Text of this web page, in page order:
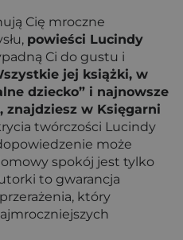
Cię mroczne
powieści Lucindy
Ci do gustu i
jej książki, w
dziecko” i najnowsze
w Księgarni
twórczości Lucindy
może
spokój jest tylko
to gwarancja
który